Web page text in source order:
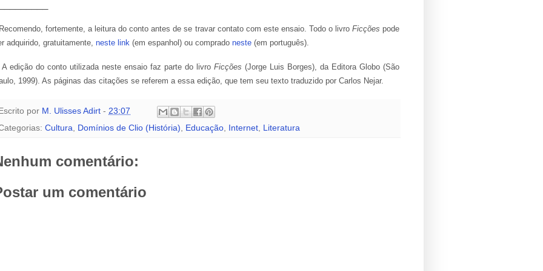
fortemente, a leitura do conto antes de se travar contato com este ensaio. Todo o livro Ficções pode
adquirido, gratuitamente, neste link (em espanhol) ou comprado neste (em português).
A edição do conto utilizada neste ensaio faz parte do livro Ficções (Jorge Luis Borges), da Editora Globo (São
1999). As páginas das citações se referem a essa edição, que tem seu texto traduzido por Carlos Nejar.
Escrito por M. Ulisses Adirt - 23:07
Cultura, Domínios de Clio (História), Educação, Internet, Literatura
comentário:
um comentário